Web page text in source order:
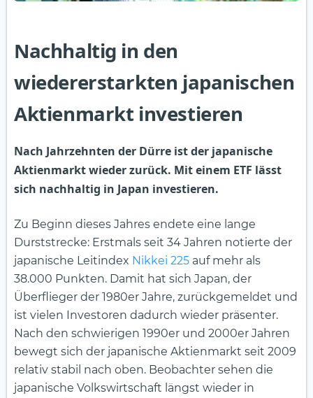
Nachhaltig in den
wiedererstarkten japanischen
Aktienmarkt investieren
Nach Jahrzehnten der Dürre ist der japanische
Aktienmarkt wieder zurück. Mit einem ETF lässt
sich nachhaltig in Japan investieren.
Zu Beginn dieses Jahres endete eine lange
Durststrecke: Erstmals seit 34 Jahren notierte der
japanische Leitindex Nikkei 225 auf mehr als
38.000 Punkten. Damit hat sich Japan, der
Überflieger der 1980er Jahre, zurückgemeldet und
ist vielen Investoren dadurch wieder präsenter.
Nach den schwierigen 1990er und 2000er Jahren
bewegt sich der japanische Aktienmarkt seit 2009
relativ stabil nach oben. Beobachter sehen die
japanische Volkswirtschaft längst wieder in